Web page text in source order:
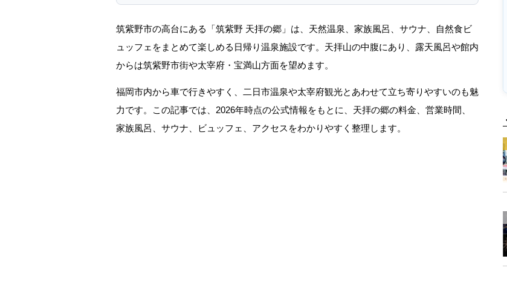
筑紫野市の高台にある「筑紫野 天拝の郷」は、天然温泉、家族風呂、サウナ、自然食ビ
ュッフェをまとめて楽しめる日帰り温泉施設です。天拝山の中腹にあり、露天風呂や館内
からは筑紫野市街や太宰府・宝満山方面を望めます。
福岡市内から車で行きやすく、二日市温泉や太宰府観光とあわせて立ち寄りやすいのも魅
力です。この記事では、2026年時点の公式情報をもとに、天拝の郷の料金、営業時間、
家族風呂、サウナ、ビュッフェ、アクセスをわかりやすく整理します。